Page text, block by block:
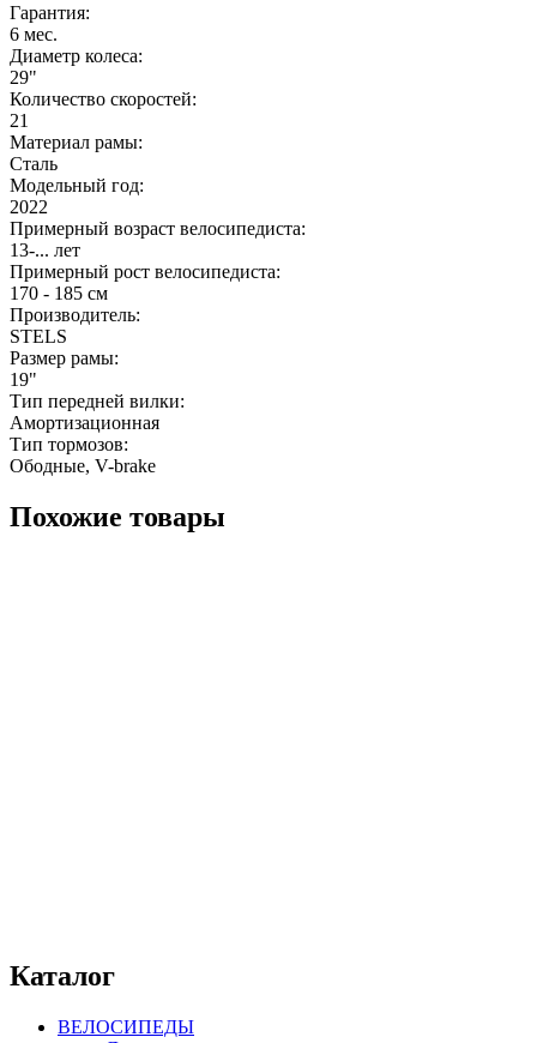
Гарантия:
6 мес.
Диаметр колеса:
29"
Количество скоростей:
21
Материал рамы:
Сталь
Модельный год:
2022
Примерный возраст велосипедиста:
13-... лет
Примерный рост велосипедиста:
170 - 185 см
Производитель:
STELS
Размер рамы:
19"
Тип передней вилки:
Амортизационная
Тип тормозов:
Ободные, V-brake
Похожие товары
Каталог
ВЕЛОСИПЕДЫ